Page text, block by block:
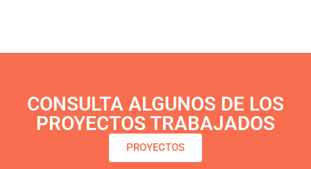
CONSULTA ALGUNOS DE LOS
PROYECTOS TRABAJADOS
PROYECTOS